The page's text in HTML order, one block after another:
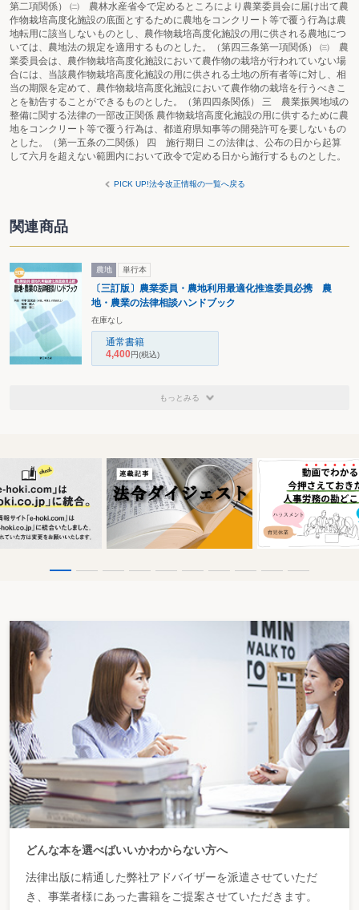
第二項関係） ㈡ 農林水産省令で定めるところにより農業委員会に届け出て農
作物栽培高度化施設の底面とするために農地をコンクリート等で覆う行為は農
地転用に該当しないものとし、農作物栽培高度化施設の用に供される農地につ
いては、農地法の規定を適用するものとした。（第四三条第一項関係） ㈢ 農
業委員会は、農作物栽培高度化施設において農作物の栽培が行われていない場
合には、当該農作物栽培高度化施設の用に供される土地の所有者等に対し、相
当の期限を定めて、農作物栽培高度化施設において農作物の栽培を行うべきこ
とを勧告することができるものとした。（第四四条関係） 三 農業振興地域の
整備に関する法律の一部改正関係 農作物栽培高度化施設の用に供するために農
地をコンクリート等で覆う行為は、都道府県知事等の開発許可を要しないもの
とした。（第一五条の二関係） 四 施行期日 この法律は、公布の日から起算
して六月を超えない範囲内において政令で定める日から施行するものとした。
PICK UP!法令改正情報の一覧へ戻る
関連商品
農地 単行本
〔三訂版〕農業委員・農地利用最適化推進委員必携 農
地・農業の法律相談ハンドブック
在庫なし
通常書籍
4,400円(税込)
もっとみる
どんな本を選べばいいかわからない方へ
法律出版に精通した弊社アドバイザーを派遣させていただ
き、事業者様にあった書籍をご提案させていただきます。